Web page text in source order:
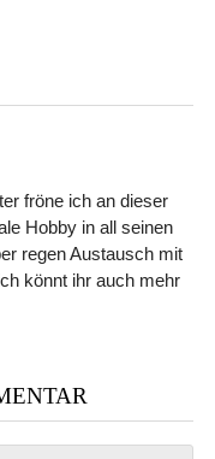
fröne ich an dieser
Hobby in all seinen
regen Austausch mit
könnt ihr auch mehr